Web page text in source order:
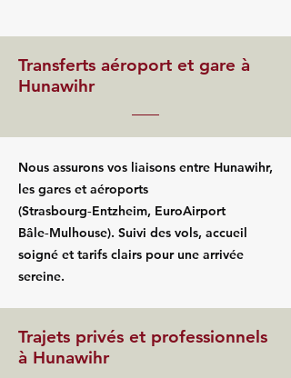
Transferts aéroport et gare à
Hunawihr
Nous assurons vos liaisons entre Hunawihr,
les gares et aéroports
(Strasbourg‑Entzheim, EuroAirport
Bâle‑Mulhouse). Suivi des vols, accueil
soigné et tarifs clairs pour une arrivée
sereine.
Trajets privés et professionnels
à Hunawihr